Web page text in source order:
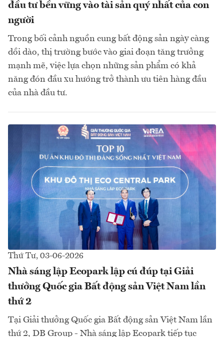
đầu tư bền vững vào tài sản quý nhất của con
người
Trong bối cảnh nguồn cung bất động sản ngày càng
dồi dào, thị trường bước vào giai đoạn tăng trưởng
mạnh mẽ, việc lựa chọn những sản phẩm có khả
năng đón đầu xu hướng trở thành ưu tiên hàng đầu
của nhà đầu tư.
Thứ Tư, 03-06-2026
Nhà sáng lập Ecopark lập cú đúp tại Giải
thưởng Quốc gia Bất động sản Việt Nam lần
thứ 2
Tại Giải thưởng Quốc gia Bất động sản Việt Nam lần
thứ 2, DB Group - Nhà sáng lập Ecopark tiếp tục